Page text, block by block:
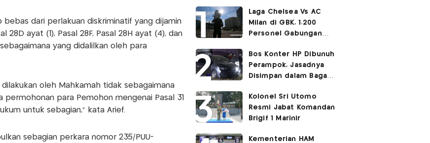
dari perlakuan diskriminatif yang dijamin
28D ayat (1), Pasal 28F, Pasal 28H ayat (4), dan
sebagaimana yang didalilkan oleh para
oleh Mahkamah tidak sebagaimana
para Pemohon mengenai Pasal 31
untuk sebagian," kata Arief.
sebagian perkara nomor 235/PUU-
Laga Chelsea Vs AC
Milan di GBK, 1.200
Personel Gabungan
Bos Konter HP Dibunuh
Perampok, Jasadnya
Disimpan dalam Bagasi
Kolonel Sri Utomo
Resmi Jabat Komandan
Brigif 1 Marinir
Kementerian HAM